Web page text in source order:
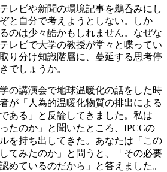
レビや新聞の環境記事を鵜呑みにし
と自分で考えようとしない。しか
のは少々酷かもしれません。なぜな
レビで大学の教授が堂々と喋ってい
り分け知識階層に、蔓延する思考停
でしょうか。
の講演会で地球温暖化の話をした時
が「人為的温暖化物質の排出による
ある」と反論してきました。私は
たのか」と聞いたところ、IPCCの
を持ち出してきた。あなたは「この
てみたのか」と問うと、「その必要
めているのだから」と答えました。